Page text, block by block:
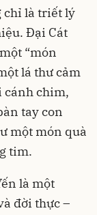
chỉ là triết lý
Đại Cát
“món
lá thư cảm
cánh chim,
tay con
một món quà
tim.
là một
đời thực –